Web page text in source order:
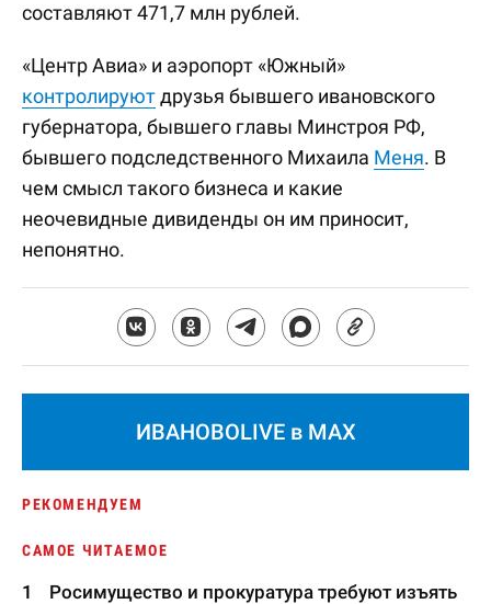
составляют 471,7 млн рублей.
«Центр Авиа» и аэропорт «Южный»
контролируютдрузья бывшего ивановского
губернатора, бывшего главы Минстроя РФ,
бывшего подследственного Михаила Меня. В
чем смысл такого бизнеса и какие
неочевидные дивиденды он им приносит,
непонятно.
ИВАНОВОLIVE в MAX
РЕКОМЕНДУЕМ
САМОЕ ЧИТАЕМОЕ
Росимущество и прокуратура требуют изъять